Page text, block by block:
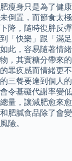
肥瘦身只是為了健
未倒置，而節食太
下降，隨時復胖反
到「快樂」跟「滿
如此，容易隨著情
物，其實糖分帶來
的罪疚感而情緒更
的三餐要達到個人
會令基礙代謝率變
總量，讓減肥愈來
和肥膩食品除了會
風險。